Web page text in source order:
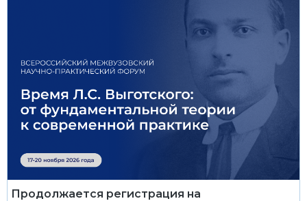
Продолжается регистрация на